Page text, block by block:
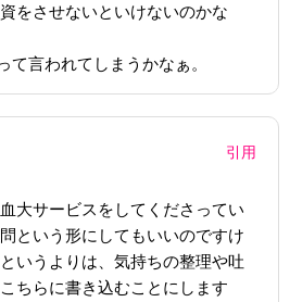
をさせないといけないのかな
て言われてしまうかなぁ。
引用
大サービスをしてくださってい
という形にしてもいいのですけ
いうよりは、気持ちの整理や吐
ちらに書き込むことにします